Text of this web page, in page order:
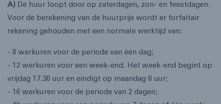
A) De huur loopt door op zaterdagen, zon- en feestdagen.
Voor de berekening van de huurprijs wordt er forfaitair
rekening gehouden met een normale werktijd van:
- 8 werkuren voor de periode van één dag;
- 12 werkuren voor een week-end. Het week-end begint op
vrijdag 17.30 uur en eindigt op maandag 8 uur;
- 16 werkuren voor de periode van 2 dagen;